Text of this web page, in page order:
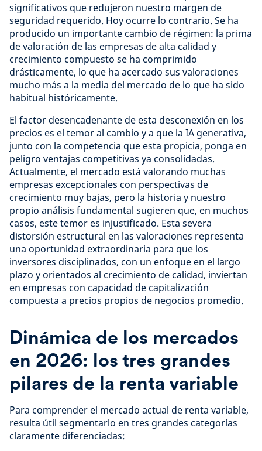
significativos que redujeron nuestro margen de
seguridad requerido. Hoy ocurre lo contrario. Se ha
producido un importante cambio de régimen: la prima
de valoración de las empresas de alta calidad y
crecimiento compuesto se ha comprimido
drásticamente, lo que ha acercado sus valoraciones
mucho más a la media del mercado de lo que ha sido
habitual históricamente.
El factor desencadenante de esta desconexión en los
precios es el temor al cambio y a que la IA generativa,
junto con la competencia que esta propicia, ponga en
peligro ventajas competitivas ya consolidadas.
Actualmente, el mercado está valorando muchas
empresas excepcionales con perspectivas de
crecimiento muy bajas, pero la historia y nuestro
propio análisis fundamental sugieren que, en muchos
casos, este temor es injustificado. Esta severa
distorsión estructural en las valoraciones representa
una oportunidad extraordinaria para que los
inversores disciplinados, con un enfoque en el largo
plazo y orientados al crecimiento de calidad, inviertan
en empresas con capacidad de capitalización
compuesta a precios propios de negocios promedio.
Dinámica de los mercados
en 2026: los tres grandes
pilares de la renta variable
Para comprender el mercado actual de renta variable,
resulta útil segmentarlo en tres grandes categorías
claramente diferenciadas: